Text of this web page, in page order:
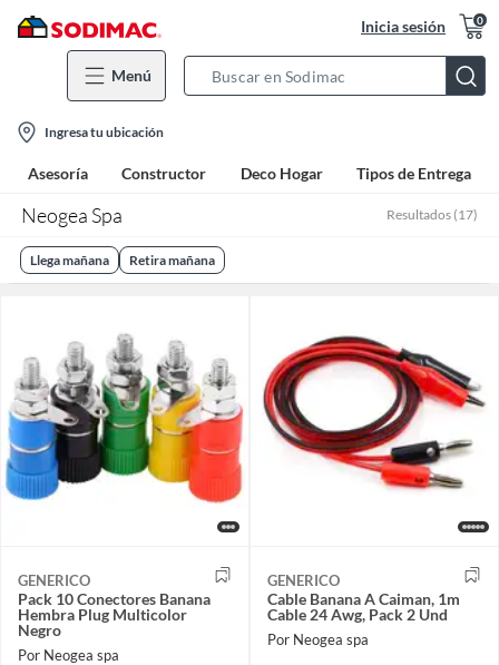
Inicia sesión 0
Menú
Bar
location-
icon
Ingresa tu ubicación
Asesoría Constructor Deco Hogar Tipos de Entrega
Neogea Spa Resultados (17)
Llega mañana Retira mañana
GENERICO
Pack 10 Conectores Banana
Hembra Plug Multicolor
Negro
Por Neogea spa
GENERICO
Cable Banana A Caiman, 1m
Cable 24 Awg, Pack 2 Und
Por Neogea spa